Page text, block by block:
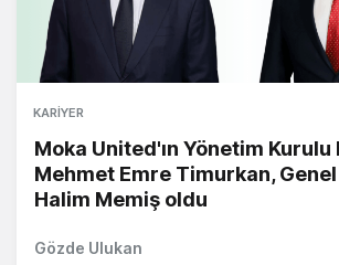
KARIYER
Moka United'ın Yönetim Kurulu
Mehmet Emre Timurkan,
Halim Memiş oldu
Gözde Ulukan